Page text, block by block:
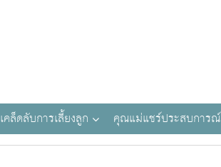
เคล็ดลับการเลี้ยงลูก คุณแม่แชร์ประสบการณ์